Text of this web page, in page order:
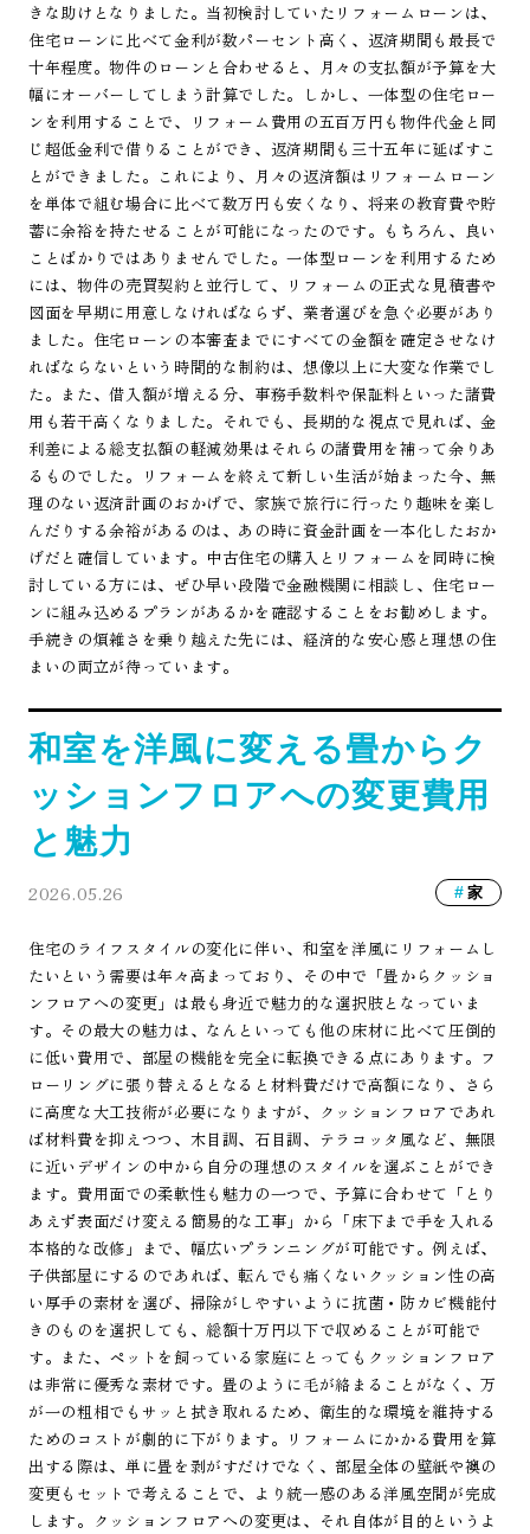
きな助けとなりました。当初検討していたリフォームローンは、
住宅ローンに比べて金利が数パーセント高く、返済期間も最長で
十年程度。物件のローンと合わせると、月々の支払額が予算を大
幅にオーバーしてしまう計算でした。しかし、一体型の住宅ロー
ンを利用することで、リフォーム費用の五百万円も物件代金と同
じ超低金利で借りることができ、返済期間も三十五年に延ばすこ
とができました。これにより、月々の返済額はリフォームローン
を単体で組む場合に比べて数万円も安くなり、将来の教育費や貯
蓄に余裕を持たせることが可能になったのです。もちろん、良い
ことばかりではありませんでした。一体型ローンを利用するため
には、物件の売買契約と並行して、リフォームの正式な見積書や
図面を早期に用意しなければならず、業者選びを急ぐ必要があり
ました。住宅ローンの本審査までにすべての金額を確定させなけ
ればならないという時間的な制約は、想像以上に大変な作業でし
た。また、借入額が増える分、事務手数料や保証料といった諸費
用も若干高くなりました。それでも、長期的な視点で見れば、金
利差による総支払額の軽減効果はそれらの諸費用を補って余りあ
るものでした。リフォームを終えて新しい生活が始まった今、無
理のない返済計画のおかげで、家族で旅行に行ったり趣味を楽し
んだりする余裕があるのは、あの時に資金計画を一本化したおか
げだと確信しています。中古住宅の購入とリフォームを同時に検
討している方には、ぜひ早い段階で金融機関に相談し、住宅ロー
ンに組み込めるプランがあるかを確認することをお勧めします。
手続きの煩雑さを乗り越えた先には、経済的な安心感と理想の住
まいの両立が待っています。
和室を洋風に変える畳からク
ッションフロアへの変更費用
と魅力
2026.05.26 家
住宅のライフスタイルの変化に伴い、和室を洋風にリフォームし
たいという需要は年々高まっており、その中で「畳からクッショ
ンフロアへの変更」は最も身近で魅力的な選択肢となっていま
す。その最大の魅力は、なんといっても他の床材に比べて圧倒的
に低い費用で、部屋の機能を完全に転換できる点にあります。フ
ローリングに張り替えるとなると材料費だけで高額になり、さら
に高度な大工技術が必要になりますが、クッションフロアであれ
ば材料費を抑えつつ、木目調、石目調、テラコッタ風など、無限
に近いデザインの中から自分の理想のスタイルを選ぶことができ
ます。費用面での柔軟性も魅力の一つで、予算に合わせて「とり
あえず表面だけ変える簡易的な工事」から「床下まで手を入れる
本格的な改修」まで、幅広いプランニングが可能です。例えば、
子供部屋にするのであれば、転んでも痛くないクッション性の高
い厚手の素材を選び、掃除がしやすいように抗菌・防カビ機能付
きのものを選択しても、総額十万円以下で収めることが可能で
す。また、ペットを飼っている家庭にとってもクッションフロア
は非常に優秀な素材です。畳のように毛が絡まることがなく、万
が一の粗相でもサッと拭き取れるため、衛生的な環境を維持する
ためのコストが劇的に下がります。リフォームにかかる費用を算
出する際は、単に畳を剥がすだけでなく、部屋全体の壁紙や襖の
変更もセットで考えることで、より統一感のある洋風空間が完成
します。クッションフロアへの変更は、それ自体が目的というよ